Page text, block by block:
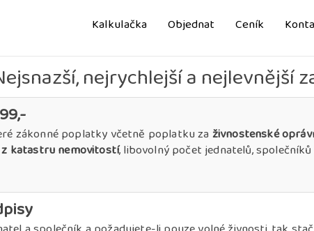
Kalkulačka Objednat Ceník
nejrychlejší a nejlevnější
zákonné poplatky včetně poplatku za živnostenské
katastru nemovitostí, libovolný počet jednatelů,